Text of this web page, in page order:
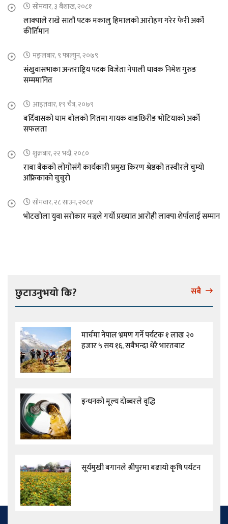
सोमवार, ३ बैशाख, २०८१
लाक्पाले राखे सातौ पटक मकालु हिमालको आरोहण गरेर फेरी अर्को
कीर्तिमान
मङ्लबार, ९ फाल्गुन, २०७९
संखुवासभाका अन्तराष्ट्रिय पदक विजेता नेपाली धावक निमेश गुरुङ
सम्ममानित
आइतवार, १९ चैत्र, २०७९
बर्दिवासको घाम बोलको गितमा गायक वाङछिरीङ भोटियाको अर्को
सफलता
शुक्रबार, २२ भदौ, २०८०
राबा बैकको लोगोसंगै कार्यकारी प्रमुख किरण श्रेष्ठको तस्वीरले चुम्यो
अफ्रिकाको चुचुरो
सोमवार, २८ साउन, २०८१
भोटखोला युवा सरोकार मञ्चले गर्यो प्रख्यात आरोही लाक्पा शेर्पालाई सम्मान
छुटाउनुभयो कि? सबै
मार्चमा नेपाल भ्रमण गर्ने पर्यटक १ लाख २०
हजार ५ सय १६, सबैभन्दा धेरै भारतबाट
इन्धनको मूल्य दोब्बरले वृद्धि
सूर्यमुखी बगानले श्रीपुरमा बढायो कृषि पर्यटन